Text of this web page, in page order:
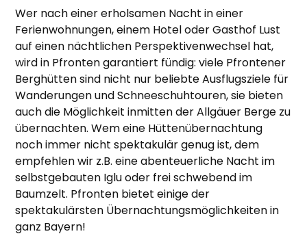
Wer nach einer erholsamen Nacht in einer
Ferienwohnungen, einem Hotel oder Gasthof Lust
auf einen nächtlichen Perspektivenwechsel hat,
wird in Pfronten garantiert fündig: viele Pfrontener
Berghütten sind nicht nur beliebte Ausflugsziele für
Wanderungen und Schneeschuhtouren, sie bieten
auch die Möglichkeit inmitten der Allgäuer Berge zu
übernachten. Wem eine Hüttenübernachtung
noch immer nicht spektakulär genug ist, dem
empfehlen wir z.B. eine abenteuerliche Nacht im
selbstgebauten Iglu oder frei schwebend im
Baumzelt. Pfronten bietet einige der
spektakulärsten Übernachtungsmöglichkeiten in
ganz Bayern!